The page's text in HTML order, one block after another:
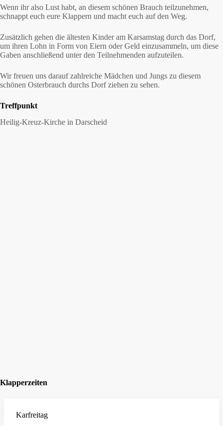
Wenn ihr also Lust habt, an diesem schönen Brauch teilzunehmen,
schnappt euch eure Klappern und macht euch auf den Weg.
Zusätzlich gehen die ältesten Kinder am Karsamstag durch das Dorf,
um ihren Lohn in Form von Eiern oder Geld einzusammeln, um diese
Gaben anschließend unter den Teilnehmenden aufzuteilen.
Wir freuen uns darauf zahlreiche Mädchen und Jungs zu diesem
schönen Osterbrauch durchs Dorf ziehen zu sehen.
Treffpunkt
Heilig-Kreuz-Kirche in Darscheid
Klapperzeiten
Karfreitag